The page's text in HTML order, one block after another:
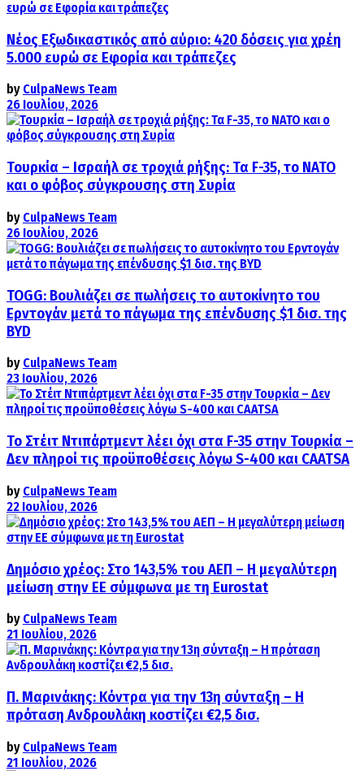
Νέος Εξωδικαστικός από αύριο: 420 δόσεις για χρέη
5.000 ευρώ σε Εφορία και τράπεζες
by CulpaNews Team
26 Ιουλίου, 2026
Τουρκία – Ισραήλ σε τροχιά ρήξης: Τα F-35, το ΝΑΤΟ
και ο φόβος σύγκρουσης στη Συρία
by CulpaNews Team
26 Ιουλίου, 2026
TOGG: Βουλιάζει σε πωλήσεις το αυτοκίνητο του
Ερντογάν μετά το πάγωμα της επένδυσης $1 δισ. της
BYD
by CulpaNews Team
23 Ιουλίου, 2026
Το Στέιτ Ντιπάρτμεντ λέει όχι στα F-35 στην Τουρκία –
Δεν πληροί τις προϋποθέσεις λόγω S-400 και CAATSA
by CulpaNews Team
22 Ιουλίου, 2026
Δημόσιο χρέος: Στο 143,5% του ΑΕΠ – Η μεγαλύτερη
μείωση στην ΕΕ σύμφωνα με τη Eurostat
by CulpaNews Team
21 Ιουλίου, 2026
Π. Μαρινάκης: Κόντρα για την 13η σύνταξη – Η
πρόταση Ανδρουλάκη κοστίζει €2,5 δισ.
by CulpaNews Team
21 Ιουλίου, 2026